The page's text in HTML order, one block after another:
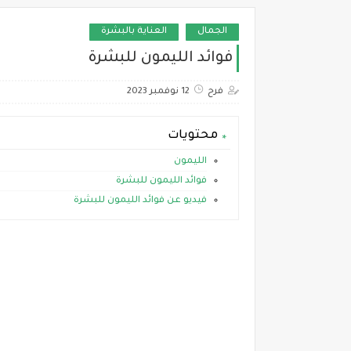
الجمال العناية بالبشرة
فوائد الليمون للبشرة
فرح 12 نوفمبر 2023
محتويات
الليمون
فوائد الليمون للبشرة
فيديو عن فوائد الليمون للبشرة